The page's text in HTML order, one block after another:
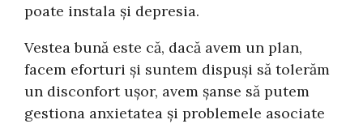
poate instala și depresia.
Vestea bună este că, dacă avem un plan,
facem eforturi și suntem dispuși să tolerăm
un disconfort ușor, avem șanse să putem
gestiona anxietatea și problemele asociate